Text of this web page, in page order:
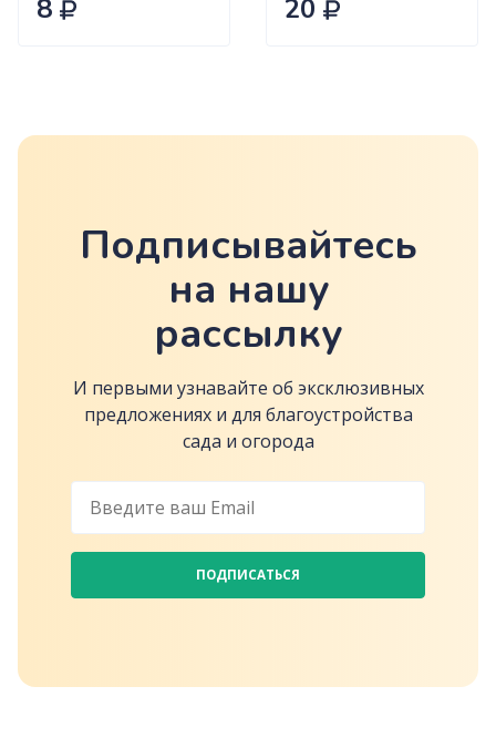
8 20
Подписывайтесь
на нашу
рассылку
И первыми узнавайте об эксклюзивных
предложениях и для благоустройства
сада и огорода
ПОДПИСАТЬСЯ